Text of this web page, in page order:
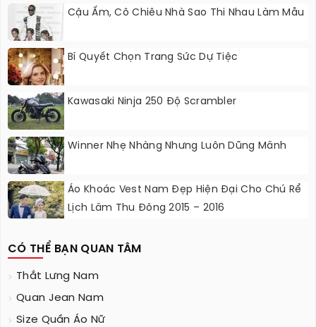
Cậu Ấm, Cô Chiêu Nhà Sao Thi Nhau Làm Mẫu
Bí Quyết Chọn Trang Sức Dự Tiệc
Kawasaki Ninja 250 Độ Scrambler
Winner Nhẹ Nhàng Nhưng Luôn Dũng Mãnh
Áo Khoác Vest Nam Đẹp Hiện Đại Cho Chú Rể
Lịch Lãm Thu Đông 2015 – 2016
CÓ THỂ BẠN QUAN TÂM
Thắt Lưng Nam
Quan Jean Nam
Size Quần Áo Nữ